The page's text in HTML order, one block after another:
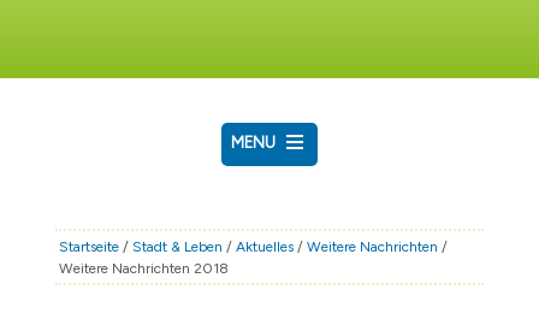
MENU
RATHAUS & POLITIK
BÜRGERSERVICE
Startseite /Stadt & Leben /Aktuelles /Weitere Nachrichten /
Weitere Nachrichten 2018